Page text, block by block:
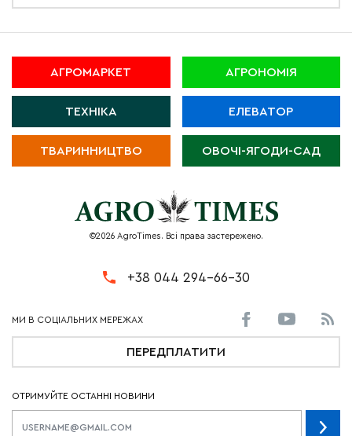
АГРОМАРКЕТ АГРОНОМІЯ
ТЕХНІКА ЕЛЕВАТОР
ТВАРИННИЦТВО ОВОЧІ-ЯГОДИ-САД
©2026 AgroTimes. Всі права застережено.
+38 044 294-66-30
ПЕРЕДПЛАТИТИ
ОТРИМУЙТЕ ОСТАННІ НОВИНИ